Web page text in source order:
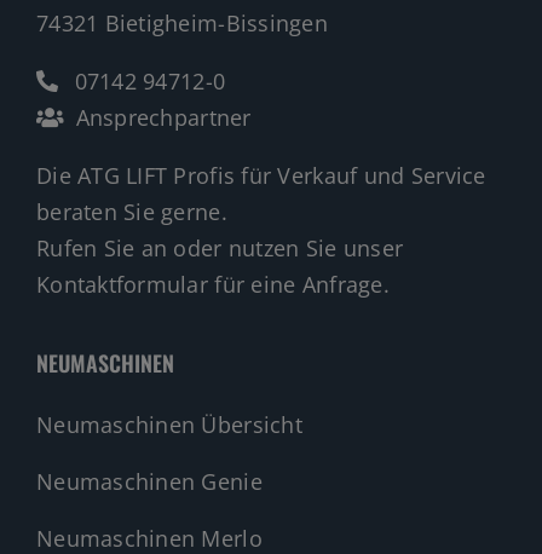
07142 94712-0
Die ATG LIFT Profis für Verkauf und Service
Rufen Sie an oder nutzen Sie unser
Kontaktformular für eine Anfrage.
Neumaschinen Übersicht
Neumaschinen Genie
Neumaschinen Merlo
Nehmen Sie Kontakt auf!